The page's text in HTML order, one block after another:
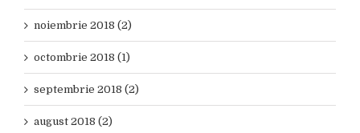
noiembrie 2018 (2)
octombrie 2018 (1)
septembrie 2018 (2)
august 2018 (2)